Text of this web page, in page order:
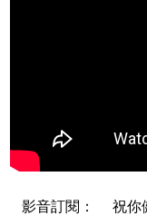
影音訂閱： 祝你